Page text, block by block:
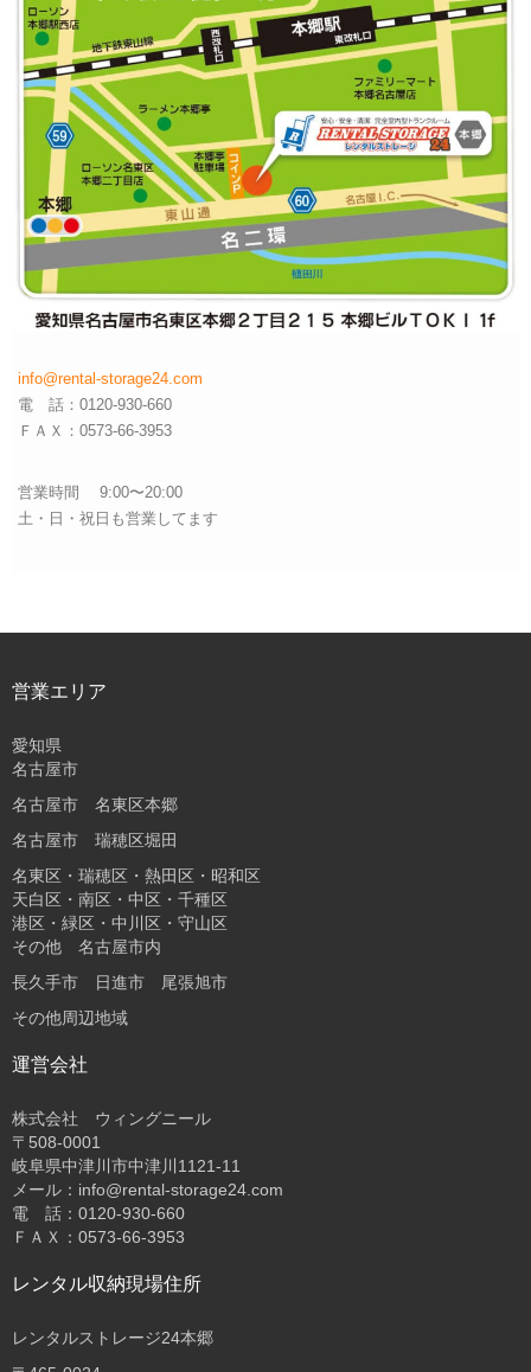
info@rental-storage24.com
電 話：0120-930-660
ＦＡＸ：0573-66-3953
営業時間 9:00〜20:00
土・日・祝日も営業してます
営業エリア
愛知県
名古屋市
名古屋市 名東区本郷
名古屋市 瑞穂区堀田
名東区・瑞穂区・熱田区・昭和区
天白区・南区・中区・千種区
港区・緑区・中川区・守山区
その他 名古屋市内
長久手市 日進市 尾張旭市
その他周辺地域
運営会社
株式会社 ウィングニール
〒508-0001
岐阜県中津川市中津川1121-11
メール：info@rental-storage24.com
電 話：0120-930-660
ＦＡＸ：0573-66-3953
レンタル収納現場住所
レンタルストレージ24本郷